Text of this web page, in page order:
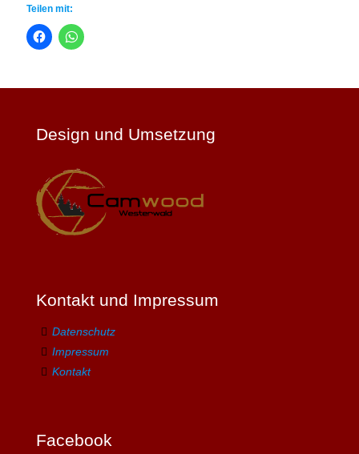
Teilen mit:
Design und Umsetzung
Kontakt und Impressum
Datenschutz
Impressum
Kontakt
Facebook